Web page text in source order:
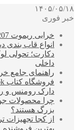
۱۴۰۵/۰۵/۱۸
خبر فوری
خرابی ریموت 207؛ علت‌ها، نشانه‌ها و روش‌های تعمیر
انواع قاب بندی
دکارت؛ تحولی
داخلی
راهنمای جامع
دارک رومنس و
بزرگ هستند؟
از کجا تجهیزات
بهترین فروشنده